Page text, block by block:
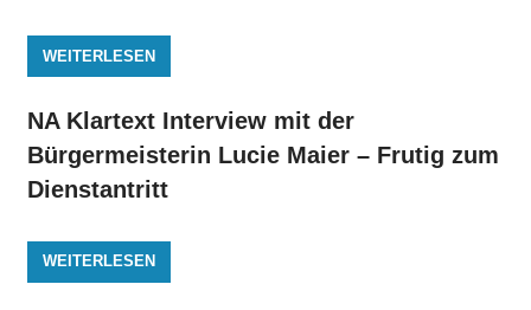
WEITERLESEN
NA Klartext Interview mit der
Bürgermeisterin Lucie Maier – Frutig zum
Dienstantritt
WEITERLESEN